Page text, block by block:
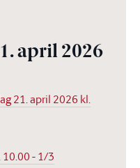
april 2026
21. april 2026 kl.
- 1/3